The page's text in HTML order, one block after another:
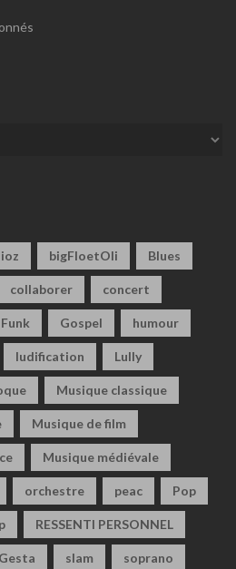
bigFloetOli Blues
collaborer concert
Funk Gospel humour
ludification Lully
Musique classique
Musique de film
Musique médiévale
orchestre peac Pop
RESSENTI PERSONNEL
slam soprano